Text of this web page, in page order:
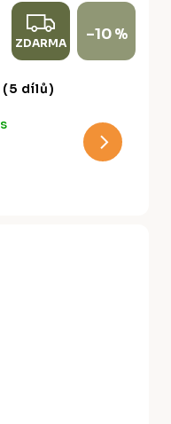
Z
D
ZDARMA –10 %
dílů)